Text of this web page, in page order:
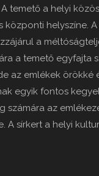
temető a helyi
központi helyszíne.
a
a temető egyfajta
az emlékek örökké
egyik fontos
számára az
A sírkert a helyi